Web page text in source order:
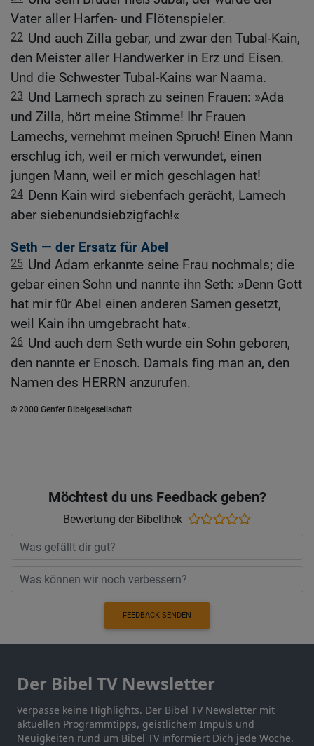
Vater aller Harfen- und Flötenspieler.
22 Und auch Zilla gebar, und zwar den Tubal-Kain,
den Meister aller Handwerker in Erz und Eisen.
Und die Schwester Tubal-Kains war Naama.
23 Und Lamech sprach zu seinen Frauen: »Ada
und Zilla, hört meine Stimme! Ihr Frauen
Lamechs, vernehmt meinen Spruch! Einen Mann
erschlug ich, weil er mich verwundet, einen
jungen Mann, weil er mich geschlagen hat!
24 Denn Kain wird siebenfach gerächt, Lamech
aber siebenundsiebzigfach!«
Seth — der Ersatz für Abel
25 Und Adam erkannte seine Frau nochmals; die
gebar einen Sohn und nannte ihn Seth: »Denn Gott
hat mir für Abel einen anderen Samen gesetzt,
weil Kain ihn umgebracht hat«.
26 Und auch dem Seth wurde ein Sohn geboren,
den nannte er Enosch. Damals fing man an, den
Namen des HERRN anzurufen.
© 2000 Genfer Bibelgesellschaft
Möchtest du uns Feedback geben?
Bewertung der Bibelthek
FEEDBACK SENDEN
Der Bibel TV Newsletter
Verpasse keine Highlights. Der Bibel TV Newsletter mit
aktuellen Programmtipps, geistlichem Impuls und
Neuigkeiten rund um Bibel TV informiert Dich jede Woche.